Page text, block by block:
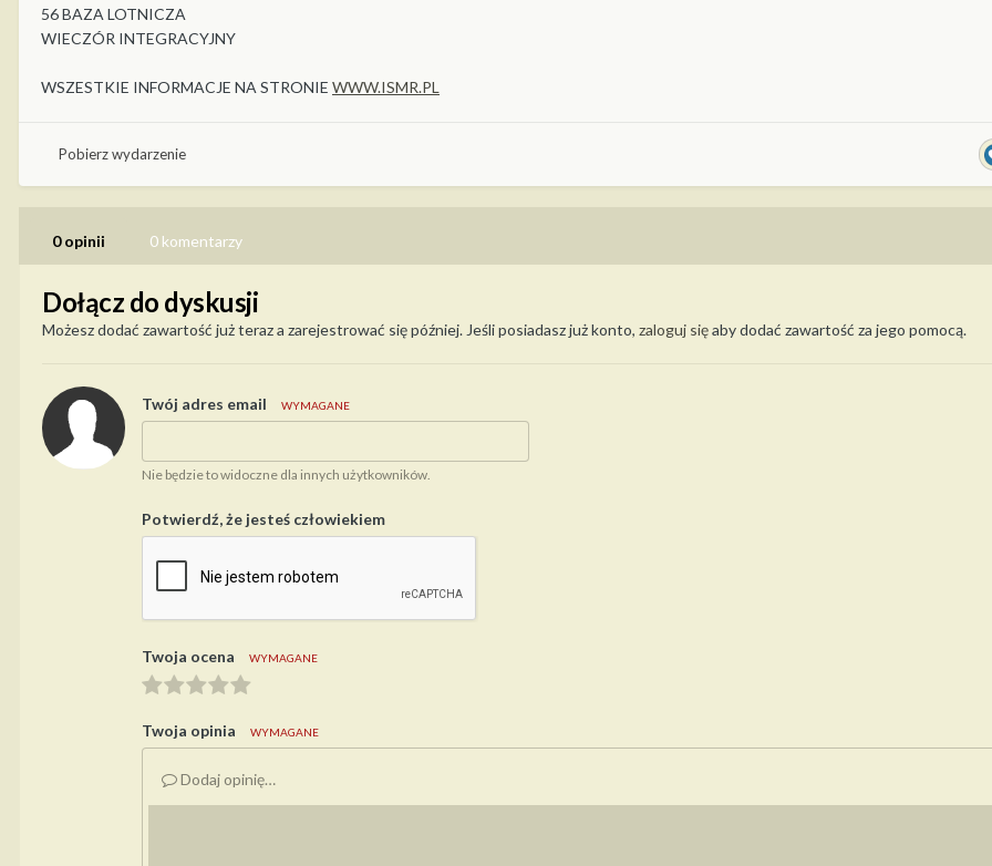
56 BAZA LOTNICZA
WIECZÓR INTEGRACYJNY
WSZESTKIE INFORMACJE NA STRONIE WWW.ISMR.PL
Pobierz wydarzenie
0 opinii 0 komentarzy
Dołącz do dyskusji
Możesz dodać zawartość już teraz a zarejestrować się później. Jeśli posiadasz już konto, zaloguj sięaby dodać zawartość za jego pomocą.
Twój adres email WYMAGANE
Nie będzie to widoczne dla innych użytkowników.
Potwierdź, że jesteś człowiekiem
Twoja ocena WYMAGANE
Twoja opinia WYMAGANE
Dodaj opinię…